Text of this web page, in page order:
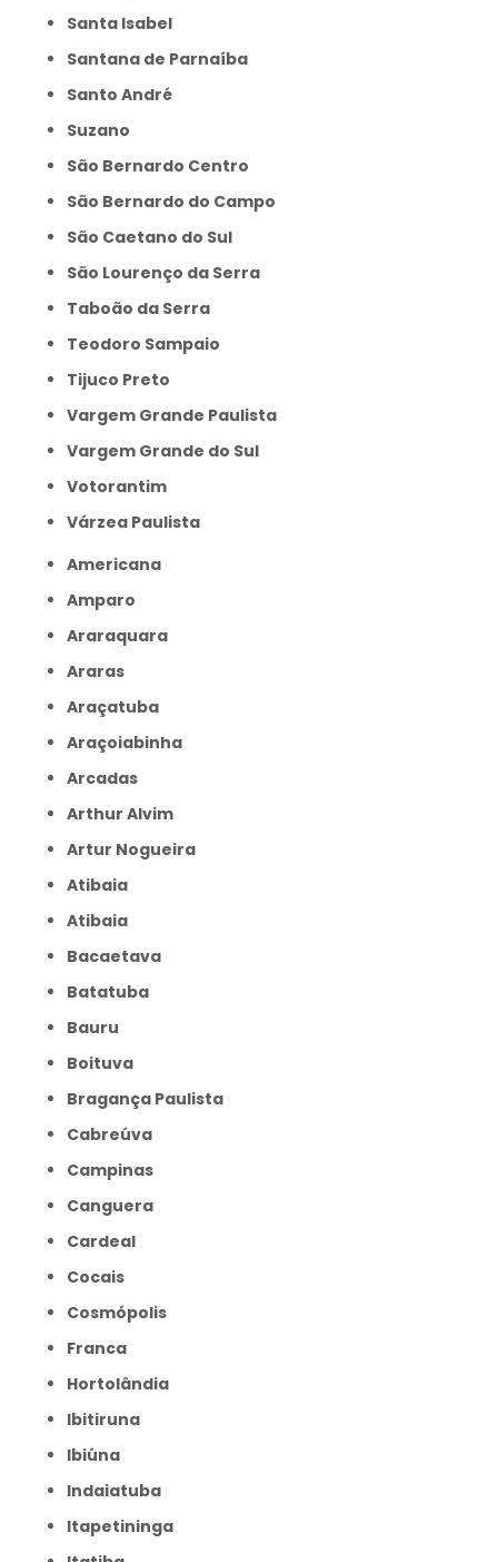
Santa Isabel
Santana de Parnaíba
Santo André
Suzano
São Bernardo Centro
São Bernardo do Campo
São Caetano do Sul
São Lourenço da Serra
Taboão da Serra
Teodoro Sampaio
Tijuco Preto
Vargem Grande Paulista
Vargem Grande do Sul
Votorantim
Várzea Paulista
Americana
Amparo
Araraquara
Araras
Araçatuba
Araçoiabinha
Arcadas
Arthur Alvim
Artur Nogueira
Atibaia
Atibaia
Bacaetava
Batatuba
Bauru
Boituva
Bragança Paulista
Cabreúva
Campinas
Canguera
Cardeal
Cocais
Cosmópolis
Franca
Hortolândia
Ibitiruna
Ibiúna
Indaiatuba
Itapetininga